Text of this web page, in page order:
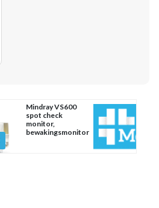
Mindray VS600
spot check
monitor,
bewakingsmonitor